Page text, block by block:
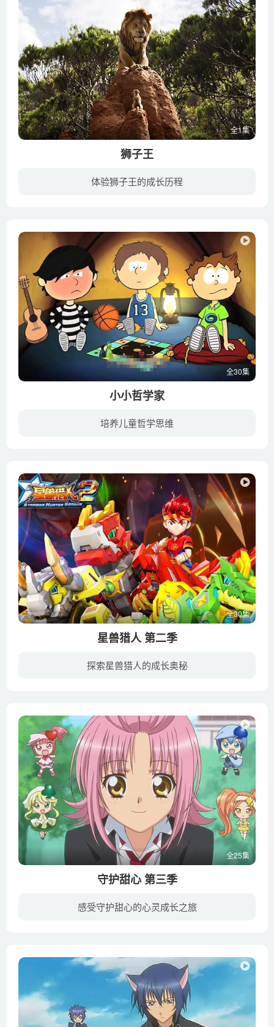
全1集
狮子王
体验狮子王的成长历程
全30集
小小哲学家
培养儿童哲学思维
全30集
星兽猎人 第二季
探索星兽猎人的成长奥秘
全25集
守护甜心 第三季
感受守护甜心的心灵成长之旅